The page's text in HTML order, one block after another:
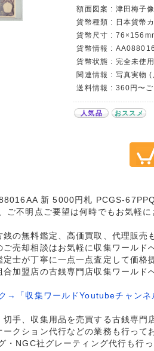
額面図案 : 津田梅子
貨幣種類 : 日本貨幣
貨幣尺寸 :
貨幣情報 :
貨幣状態 : 完全未使
関連情報 : 写真実物 (
送料情報 : 360円〜
人気品 おススメ
新 5000円札 PCGS-67PPQ
ご不明点ご要望は何時でもお気軽に
の無料鑑定、高価買取、代理販売
売却相談はお気軽に収集ワールド
士が丁寧に一点一点査定して価格
加盟店の古銭専門店収集ワールド
→「収集ワールドYoutubeチャンネ
手、収集用品を売買する古銭専門
クション代行などの業務も行って
NGC社グレーティング代行も行っ